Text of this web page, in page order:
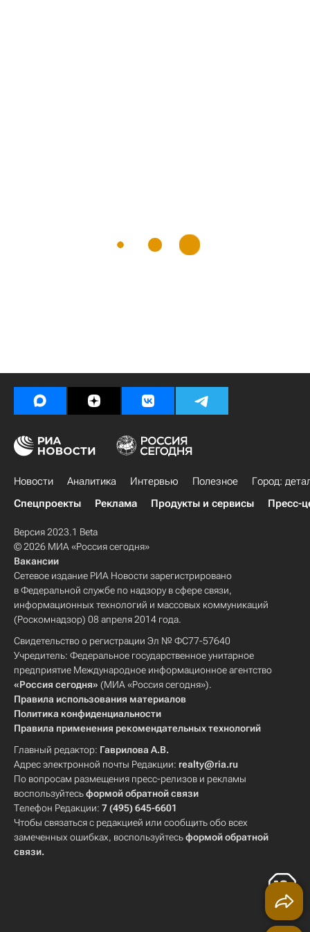
Новости Аналитика Интервью Полезное
Город:
Спецпроекты
Реклама Продукты и сервисы Пресс-
Версия 2023.1 Beta
© 2026 МИА «Россия сегодня»
Вакансии
Сетевое издание РИА Новости зарегистрировано
в Федеральной службе по надзору в сфере связи,
информационных технологий и массовых коммуникаций
(Роскомнадзор) 08 апреля 2014 года.
Свидетельство о регистрации Эл № ФС77-57640
Учредитель: Федеральное государственное унитарное
предприятие Международное информационное агентство
«Россия сегодня» (МИА «Россия сегодня»).
Правила использования материалов
Политика конфиденциальности
Правила применения рекомендательных технологий
Главный редактор: Гаврилова А.В.
Адрес электронной почты Редакции: realty@ria.ru
По вопросам размещения пресс-релизов и рекламы
воспользуйтесьформой обратной связи
Телефон Редакции: 7 (495) 645-6601
Чтобы связаться с редакцией или сообщить обо всех
замеченных ошибках, воспользуйтесьформой обратной
связи.